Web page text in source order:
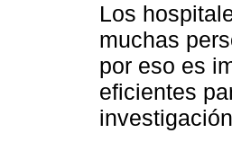
Los
muchas
por eso es
eficientes